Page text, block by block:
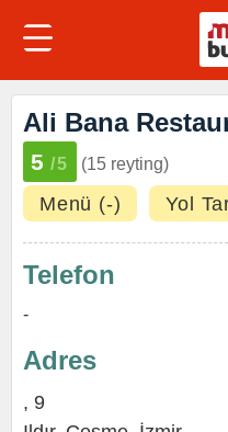
Ali Bana
5 /5 (15 reyting)
Menü (-) Yol
Telefon
-
Adres
, 9